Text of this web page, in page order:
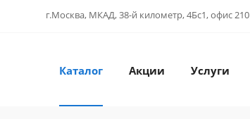
г.Москва, МКАД, 38-й километр, 4Бс1, офис 210
Каталог Акции Услуги